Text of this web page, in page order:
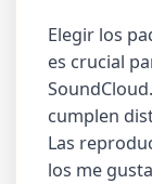
Elegir los
es crucial
cumplen
Las
los me